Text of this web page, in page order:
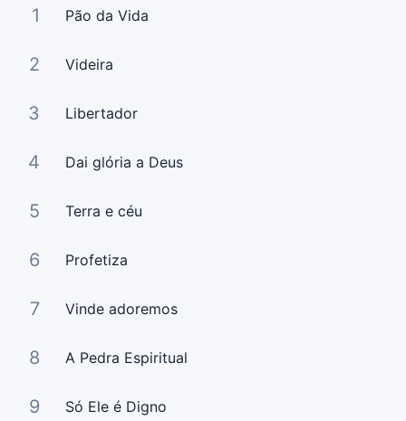
1 Pão da Vida
2 Videira
3 Libertador
4 Dai glória a Deus
5 Terra e céu
6 Profetiza
7 Vinde adoremos
8 A Pedra Espiritual
9 Só Ele é Digno